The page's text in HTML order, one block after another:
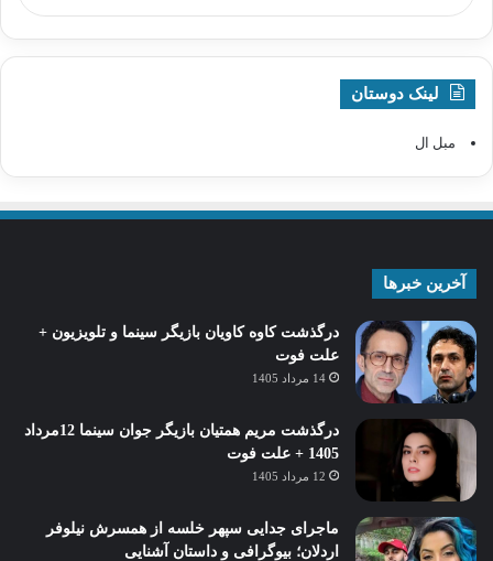
لینک دوستان
مبل ال
آخرین خبرها
درگذشت کاوه کاویان بازیگر سینما و تلویزیون +
علت فوت
14 مرداد 1405
درگذشت مریم همتیان بازیگر جوان سینما 12مرداد
1405 + علت فوت
12 مرداد 1405
ماجرای جدایی سپهر خلسه از همسرش نیلوفر
اردلان؛ بیوگرافی و داستان آشنایی